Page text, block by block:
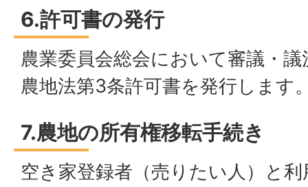
6.許可書の発行
農業委員会総会において審議・
農地法第3条許可書を発行します
7.農地の所有権移転手続き
空き家登録者（売りたい人）と